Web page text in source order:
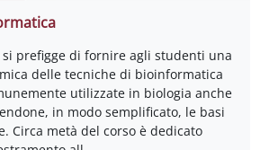
si prefigge di fornire agli studenti una
delle tecniche di bioinformatica
utilizzate in biologia anche
in modo semplificato, le basi
Circa metà del corso è dedicato